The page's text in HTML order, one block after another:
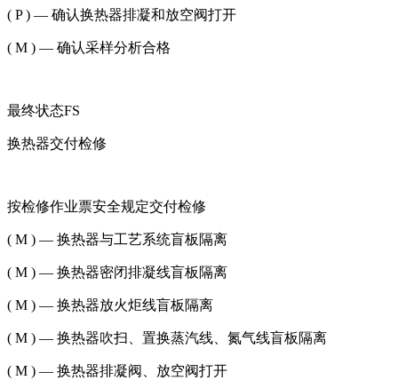
( P ) — 确认换热器排凝和放空阀打开
( M ) — 确认采样分析合格
最终状态FS
换热器交付检修
按检修作业票安全规定交付检修
( M ) — 换热器与工艺系统盲板隔离
( M ) — 换热器密闭排凝线盲板隔离
( M ) — 换热器放火炬线盲板隔离
( M ) — 换热器吹扫、置换蒸汽线、氮气线盲板隔离
( M ) — 换热器排凝阀、放空阀打开